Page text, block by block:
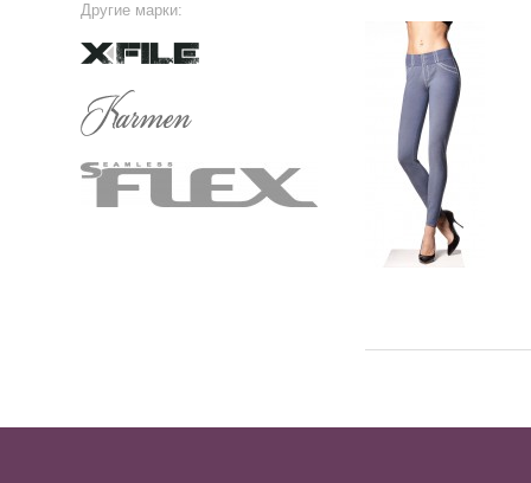
Другие марки: